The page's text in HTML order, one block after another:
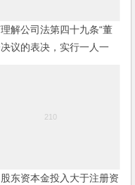
解公司法第四十九条“董
议的表决，实行一人一
东资本金投入大于注册资